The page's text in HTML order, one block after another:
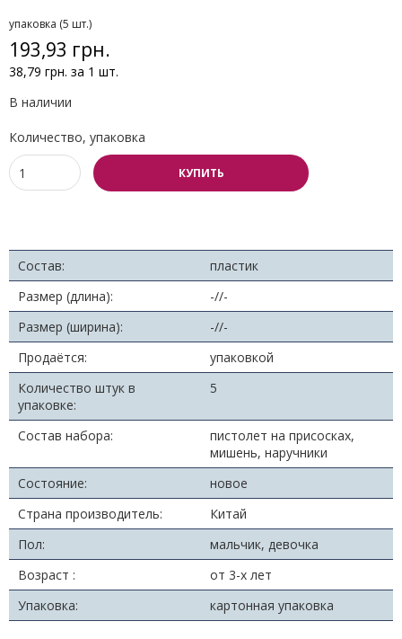
упаковка (5 шт.)
193,93 грн.
38,79 грн. за 1 шт.
В наличии
Количество, упаковка
КУПИТЬ
Состав:
пластик
Размер (длина):
-//-
Размер (ширина):
-//-
Продаётся:
упаковкой
Количество штук в
упаковке:
5
Состав набора:
пистолет на присосках,
мишень, наручники
Состояние:
новое
Страна производитель:
Китай
Пол:
мальчик, девочка
Возраст :
от 3-х лет
Упаковка:
картонная упаковка